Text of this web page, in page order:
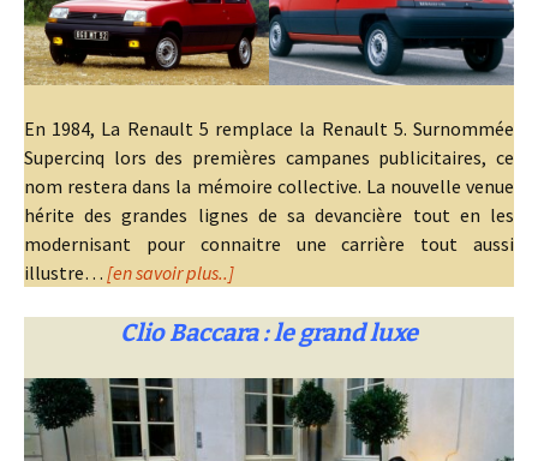
En 1984, La Renault 5 remplace la Renault 5. Surnommée
Supercinq lors des premières campanes publicitaires, ce
nom restera dans la mémoire collective. La nouvelle venue
hérite des grandes lignes de sa devancière tout en les
modernisant pour connaitre une carrière tout aussi
illustre… [en savoir plus..]
Clio Baccara : le grand luxe